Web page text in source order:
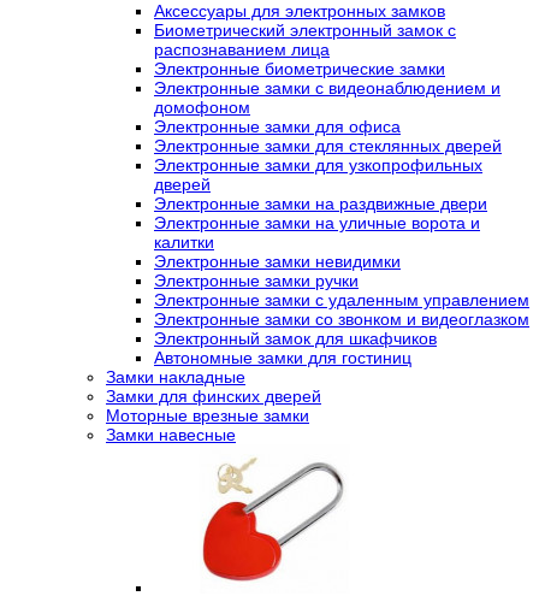
Аксессуары для электронных замков
Биометрический электронный замок с
распознаванием лица
Электронные биометрические замки
Электронные замки с видеонаблюдением и
домофоном
Электронные замки для офиса
Электронные замки для стеклянных дверей
Электронные замки для узкопрофильных
дверей
Электронные замки на раздвижные двери
Электронные замки на уличные ворота и
калитки
Электронные замки невидимки
Электронные замки ручки
Электронные замки с удаленным управлением
Электронные замки со звонком и видеоглазком
Электронный замок для шкафчиков
Автономные замки для гостиниц
Замки накладные
Замки для финских дверей
Моторные врезные замки
Замки навесные